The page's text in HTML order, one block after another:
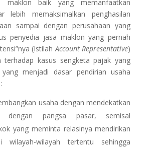
maklon baik yang memanfaatkan
lebih memaksimalkan penghasilan
sampai dengan perusahaan yang
penyedia jasa maklon yang pernah
(IstilahAccount Representative)
terhadap kasus sengketa pajak yang
menjadi dasar pendirian usaha
usaha dengan mendekatkan
dengan pangsa pasar, semisal
yang meminta relasinya mendirikan
wilayah-wilayah tertentu sehingga